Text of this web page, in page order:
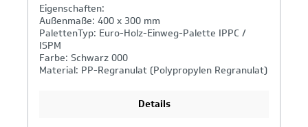
Eigenschaften:
Außenmaße: 400 x 300 mm
PalettenTyp: Euro-Holz-Einweg-Palette IPPC /
ISPM
Farbe: Schwarz 000
Material: PP-Regranulat (Polypropylen Regranulat)
Details